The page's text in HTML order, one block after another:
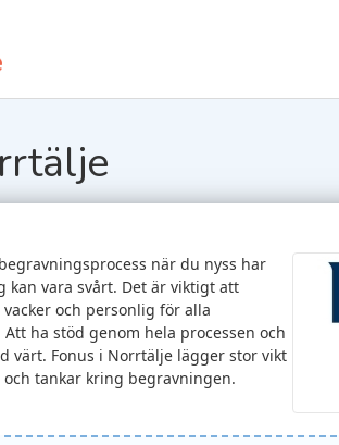
när du nyss har
kan vara svårt. Det är viktigt att
och personlig för alla
ha stöd genom hela processen och
värt. Fonus i Norrtälje lägger stor vikt
tankar kring begravningen.